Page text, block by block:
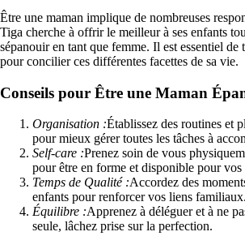
Être une maman implique de nombreuses
Tiga cherche à offrir le meilleur à ses enfants
sépanouir en tant que femme. Il est essentiel de
pour concilier ces différentes facettes de sa vie.
Conseils pour Être une Maman
Organisation :Établissez des routines et
pour mieux gérer toutes les tâches à
Self-care :Prenez soin de vous
pour être en forme et disponible pour vos
Temps de Qualité :Accordez des
enfants pour renforcer vos liens familiaux.
Équilibre :Apprenez à déléguer et à ne
seule, lâchez prise sur la perfection.